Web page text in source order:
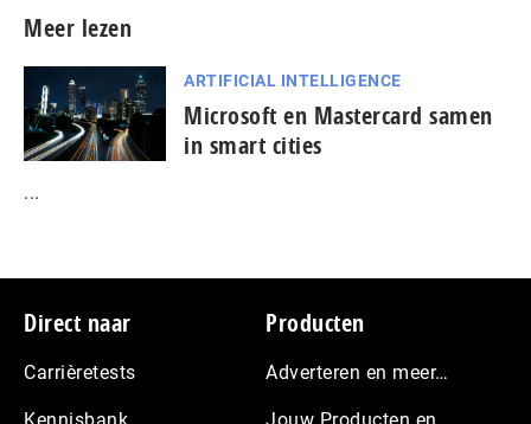
Meer lezen
ARTIFICIAL INTELLIGENCE
Microsoft en Mastercard samen
in smart cities
...
Footer
Direct naar
Carrièretests
Kennisbank
Producten
Adverteren en meer…
Jouw Producten en